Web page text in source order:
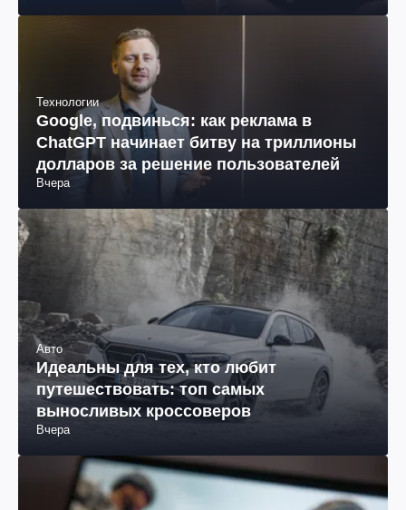
Технологии
Google, подвинься: как реклама в
ChatGPT начинает битву на триллионы
долларов за решение пользователей
Вчера
Авто
Идеальны для тех, кто любит
путешествовать: топ самых
выносливых кроссоверов
Вчера